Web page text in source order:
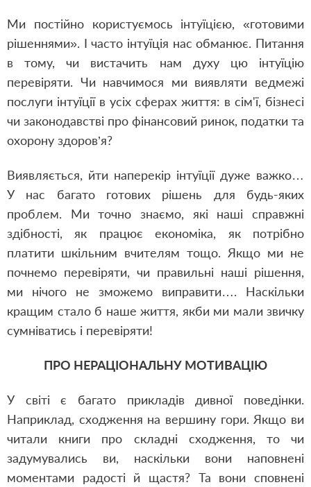
Ми постійно користуємось інтуїцією, «готовими
рішеннями». І часто інтуїція нас обманює. Питання
в тому, чи вистачить нам духу цю інтуїцію
перевіряти. Чи навчимося ми виявляти ведмежі
послуги інтуїції в усіх сферах життя: в сім'ї, бізнесі
чи законодавстві про фінансовий ринок, податки та
охорону здоров’я?
Виявляється, йти наперекір інтуїції дуже важко…
У нас багато готових рішень для будь-яких
проблем. Ми точно знаємо, які наші справжні
здібності, як працює економіка, як потрібно
платити шкільним вчителям тощо. Якщо ми не
почнемо перевіряти, чи правильні наші рішення,
ми нічого не зможемо виправити…. Наскільки
кращим стало б наше життя, якби ми мали звичку
сумніватись і перевіряти!
ПРО НЕРАЦІОНАЛЬНУ МОТИВАЦІЮ
У світі є багато прикладів дивної поведінки.
Наприклад, сходження на вершину гори. Якщо ви
читали книги про складні сходження, то чи
задумувались ви, наскільки вони наповнені
моментами радості й щастя? Та вони сповнені